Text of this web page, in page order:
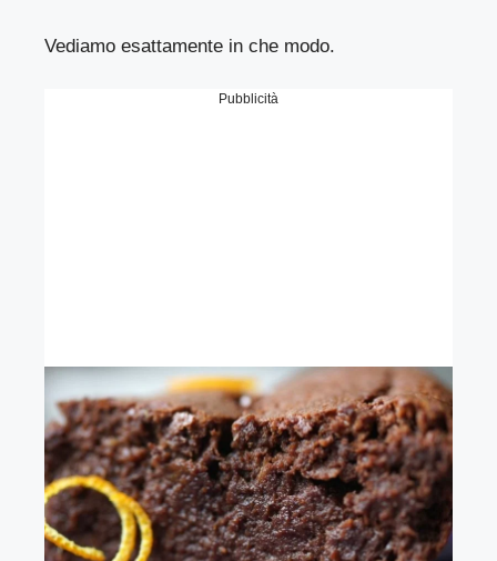
Vediamo esattamente in che modo.
Pubblicità